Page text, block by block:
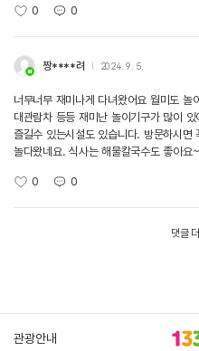
0 0
짱****려 2024. 9. 5.
너무너무 재미나게 다녀왔어요 월미도 놀
대관람차 등등 재미난 놀이기구가 많이
즐길수 있는시설도 있습니다. 방문하시
놀다왔네요. 식사는 해물칼국수도 좋아요
0 0
댓글
관광안내